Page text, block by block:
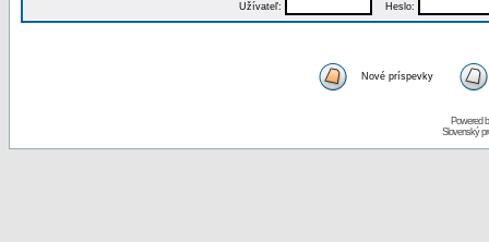
Užívateľ: Heslo:
Nové príspevky
Powered
Slovenský